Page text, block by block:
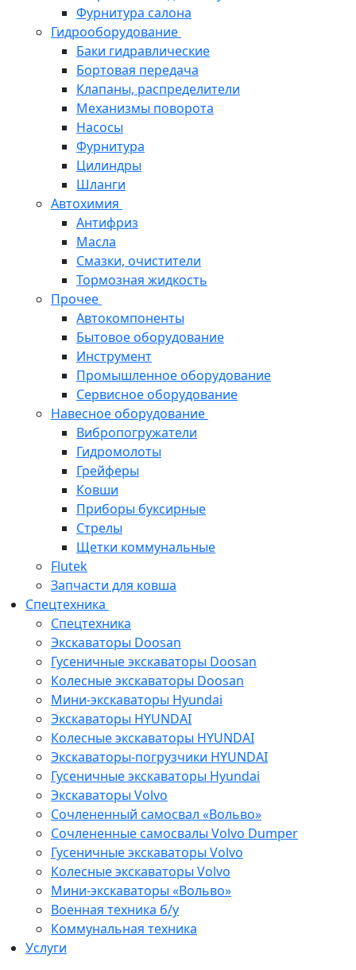
Фурнитура салона
Гидрооборудование
Баки гидравлические
Бортовая передача
Клапаны, распределители
Механизмы поворота
Насосы
Фурнитура
Цилиндры
Шланги
Автохимия
Антифриз
Масла
Смазки, очистители
Тормозная жидкость
Прочее
Автокомпоненты
Бытовое оборудование
Инструмент
Промышленное оборудование
Сервисное оборудование
Навесное оборудование
Вибропогружатели
Гидромолоты
Грейферы
Ковши
Приборы буксирные
Стрелы
Щетки коммунальные
Flutek
Запчасти для ковша
Спецтехника
Спецтехника
Экскаваторы Doosan
Гусеничные экскаваторы Doosan
Колесные экскаваторы Doosan
Мини-экскаваторы Hyundai
Экскаваторы HYUNDAI
Колесные экскаваторы HYUNDAI
Экскаваторы-погрузчики HYUNDAI
Гусеничные экскаваторы Hyundai
Экскаваторы Volvo
Сочлененный самосвал «Вольво»
Сочлененные самосвалы Volvo Dumper
Гусеничные экскаваторы Volvo
Колесные экскаваторы Volvo
Мини-экскаваторы «Вольво»
Военная техника б/у
Коммунальная техника
Услуги